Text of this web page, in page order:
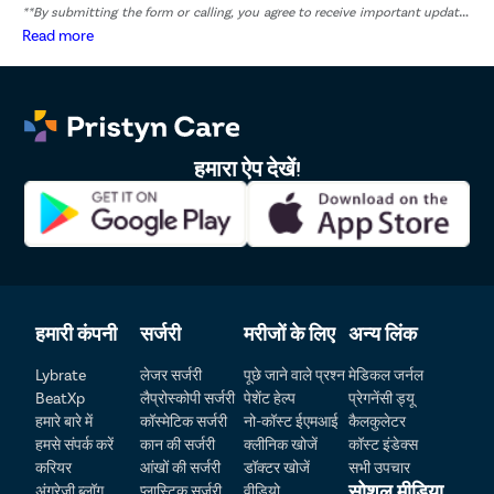
**By submitting the form or calling, you agree to receive important updates
and marketing communications.
Read more
हमारा ऐप देखें!
हमारी कंपनी
Lybrate
BeatXp
हमारे बारे में
हमसे संपर्क करें
करियर
अंग्रेजी ब्लॉग
सर्जरी
लेजर सर्जरी
लैप्रोस्कोपी सर्जरी
कॉस्मेटिक सर्जरी
कान की सर्जरी
आंखों की सर्जरी
प्लास्टिक सर्जरी
मरीजों के लिए
पूछे जाने वाले प्रश्न
पेशेंट हेल्प
नो-कॉस्ट ईएमआई
क्लीनिक खोजें
डॉक्टर खोजें
वीडियो
अन्य लिंक
मेडिकल जर्नल
प्रेगनेंसी ड्यू
कैलकुलेटर
कॉस्ट इंडेक्स
सभी उपचार
Patient Detail
नाम लिखें
मोबाइल नंबर दर्ज करें
OTP
₹
Total Payable